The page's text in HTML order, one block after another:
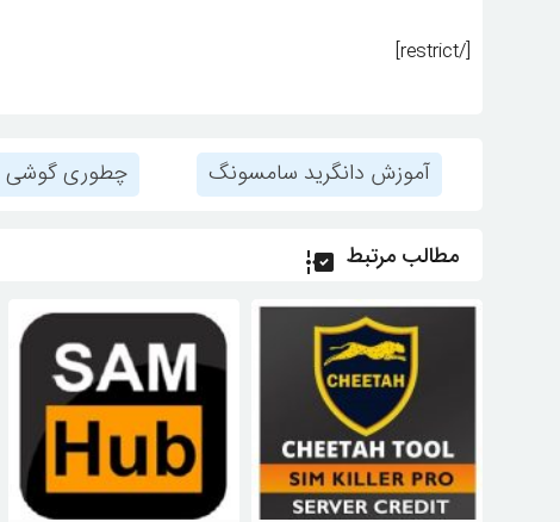
[/restrict]
آموزش دانگرید سامسونگ چطوری گوشی
مطالب مرتبط